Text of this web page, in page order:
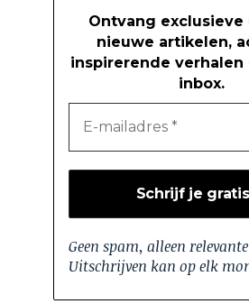
Ontvang exclusieve
nieuwe artikelen,
inspirerende
inbox.
Geen spam, alleen
Uitschrijven kan op elk